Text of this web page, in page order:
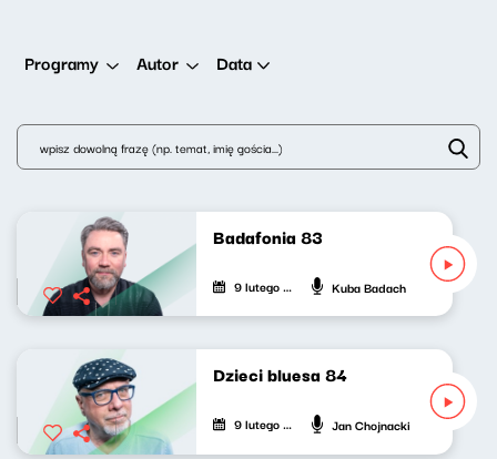
Programy Autor Data
Badafonia 83
9 lutego 2022 Kuba Badach
Dzieci bluesa 84
9 lutego 2022 Jan Chojnacki